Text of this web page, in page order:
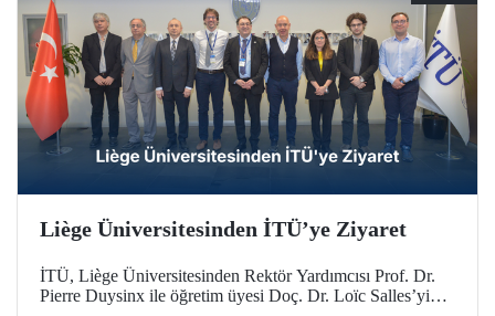
Liège Üniversitesinden İTÜ’ye Ziyaret
İTÜ, Liège Üniversitesinden Rektör Yardımcısı Prof. Dr.
Pierre Duysinx ile öğretim üyesi Doç. Dr. Loïc Salles’yi